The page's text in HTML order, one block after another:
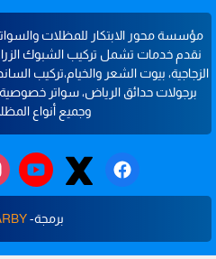
مؤسسة محور الابتكار للمظلات
نقدم خدمات تشمل تركيب الشبوك
الزجاجية، بيوت الشعر والخيام،تركيب
برجولات حدائق الرياض، سواتر
وجميع أنواع
برمجة-